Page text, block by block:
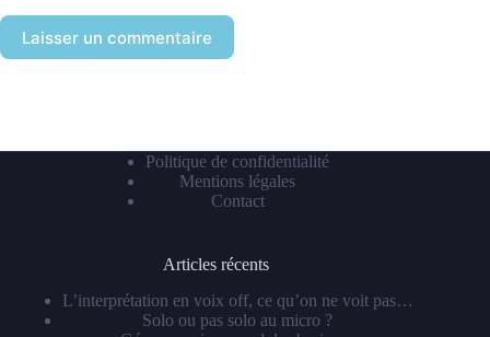
Laisser un commentaire
Politique de confidentialité
Mentions légales
Contact
Articles récents
L’interprétation en voix off, ce qu’on ne voit pas…
Solo ou pas solo au micro ?